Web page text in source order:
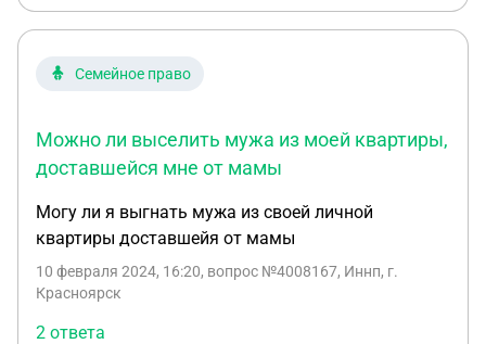
Семейное право
Можно ли выселить мужа из моей квартиры,
доставшейся мне от мамы
Могу ли я выгнать мужа из своей личной
квартиры доставшейя от мамы
10 февраля 2024, 16:20, вопрос №4008167, Иннп, г.
Красноярск
2 ответа